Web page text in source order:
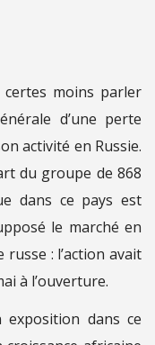
moins parler
d’une perte
activité en Russie.
du groupe de 868
dans ce pays est
le marché en
: l’action avait
à l’ouverture.
dans ce